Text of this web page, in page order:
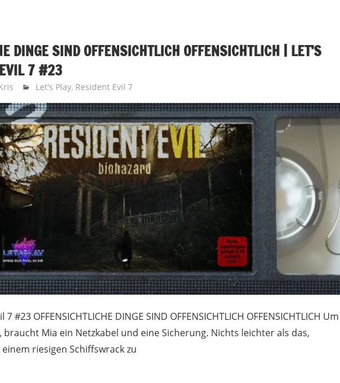
DINGE SIND OFFENSICHTLICH OFFENSICHTLICH | LET’S
7 #23
Let's Play, Resident Evil 7
#23 OFFENSICHTLICHE DINGE SIND OFFENSICHTLICH OFFENSICHTLICH Um
braucht Mia ein Netzkabel und eine Sicherung. Nichts leichter als das,
riesigen Schiffswrack zu